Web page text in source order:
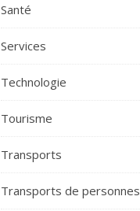
Santé
Services
Technologie
Tourisme
Transports
Transports de personnes